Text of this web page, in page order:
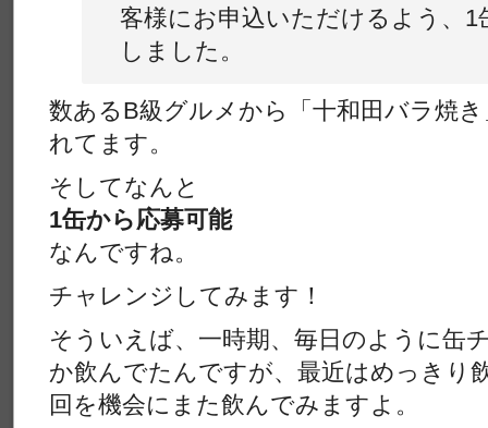
客様にお申込いただけるよう、1
しました。
数あるB級グルメから「十和田バラ焼
れてます。
そしてなんと
1缶から応募可能
なんですね。
チャレンジしてみます！
そういえば、一時期、毎日のように缶
か飲んでたんですが、最近はめっきり
回を機会にまた飲んでみますよ。